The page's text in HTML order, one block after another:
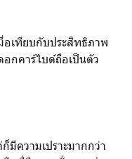
อเทียบกับประสิทธิภาพ
อกคาร์ไบด์ถือเป็นตัว
มีความเปราะมากกว่า